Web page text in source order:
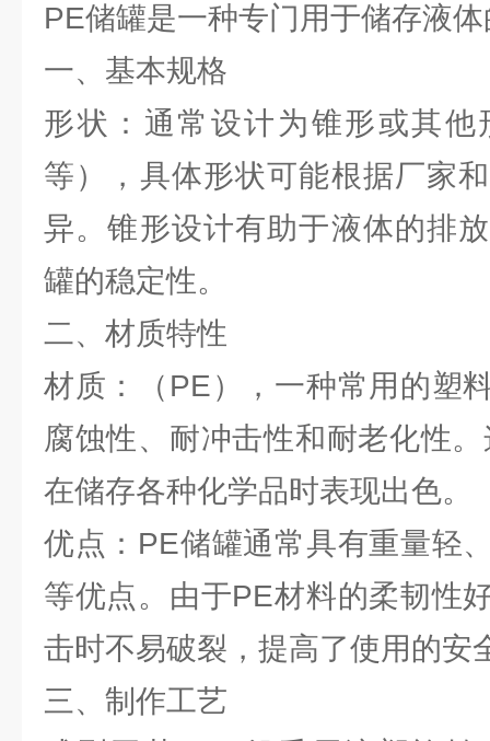
PE储罐是一种专门用于储存液
一、基本规格
形状：通常设计为锥形或其
等），具体形状可能根据厂家
异。锥形设计有助于液体的排
罐的稳定性。
二、材质特性
材质：（PE），一种常用的塑
腐蚀性、耐冲击性和耐老化性
在储存各种化学品时表现出色。
优点：PE储罐通常具有重量轻
等优点。由于PE材料的柔韧性
击时不易破裂，提高了使用的安
三、制作工艺